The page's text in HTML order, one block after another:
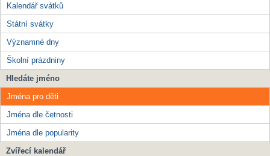
Kalendář svátků
Státní svátky
Významné dny
Školní prázdniny
Hledáte jméno
Jména pro děti
Jména dle četnosti
Jména dle popularity
Zvířecí kalendář